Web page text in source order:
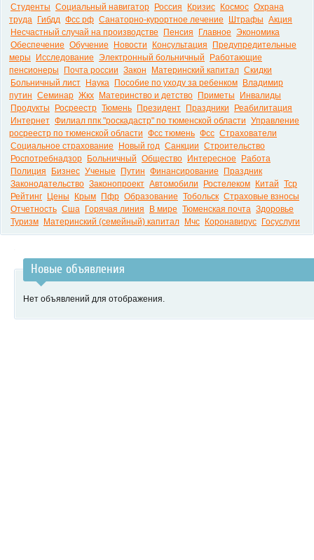
Студенты Социальный навигатор Россия Кризис Космос Охрана
труда
Гибдд Фсс рф Санаторно-курортное лечение Штрафы Акция
Несчастный случай на производстве
Пенсия Главное Экономика
Обеспечение Обучение Новости Консультация
Предупредительные
меры
Исследование Электронный больничный
Работающие
пенсионеры
Почта россии Закон Материнский капитал Скидки
Больничный лист
Наука Пособие по уходу за ребенком
Владимир
путин Семинар Жкх Материнство и детство Приметы
Инвалиды
Продукты
Росреестр Тюмень Президент Праздники
Реабилитация
Интернет Филиал ппк "роскадастр" по тюменской области Управление
росреестр по тюменской области Фсс тюмень Фсс Страхователи
Социальное страхование
Новый год Санкции Строительство
Роспотребнадзор
Больничный Общество Интересное
Работа
Полиция
Бизнес Ученые Путин Финансирование
Праздник
Законодательство Законопроект Автомобили Ростелеком Китай Тср
Рейтинг
Цены Крым Пфр Образование Тобольск Страховые взносы
Отчетность Сша Горячая линия В мире Тюменская почта Здоровье
Туризм
Материнский (семейный) капитал Мчс Коронавирус Госуслуги
Новые объявления
Нет объявлений для отображения.